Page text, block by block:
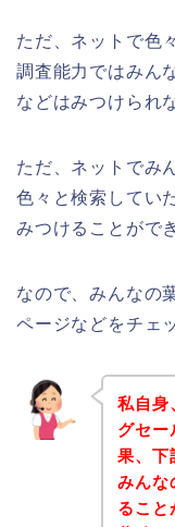
ただ、ネットで色
調査能力ではみん
などはみつけられ
ただ、ネットでみ
色々と検索してい
みつけることがで
なので、みんなの
ページなどをチェ
私自身
グセー
果、下
みんな
ること